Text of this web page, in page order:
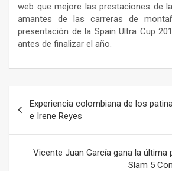
web que mejore las prestaciones de
amantes de las carreras de
presentación de la Spain Ultra Cup
antes de finalizar el año.
de
entradas
Experiencia colombiana de los
e Irene Reyes
Vicente Juan García gana la última
Slam 5